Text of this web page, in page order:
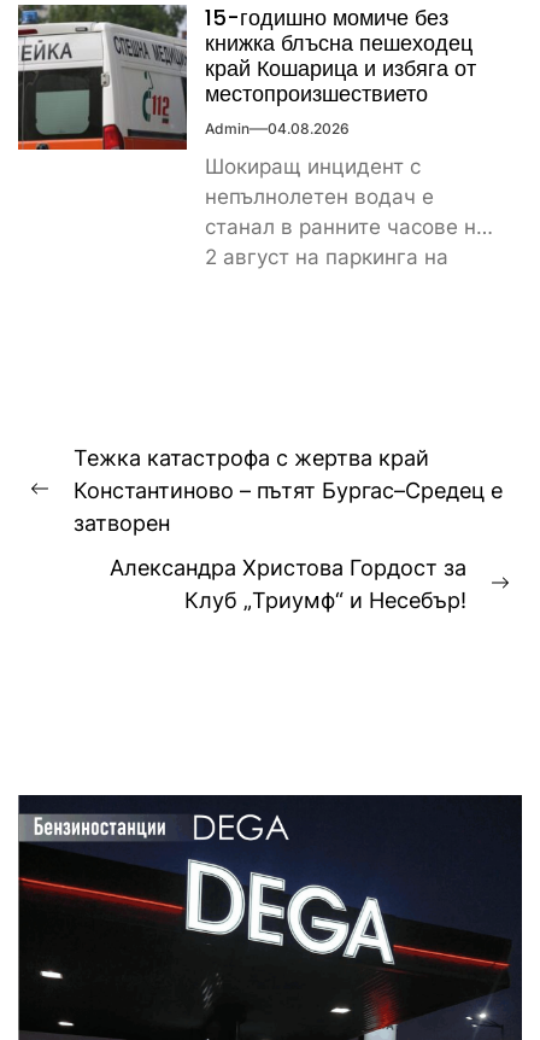
скъпотия на храната...
15-годишно момиче без
книжка блъсна пешеходец
край Кошарица и избяга от
местопроизшествието
Admin 04.08.2026
Шокиращ инцидент с
непълнолетен водач е
станал в ранните часове на
2 август на паркинга на
Навигация
Previous
post:
Тежка катастрофа с жертва край
Константиново – пътят Бургас–Средец е
затворен
Александра Христова Гордост за
Клуб „Триумф“ и Несебър!